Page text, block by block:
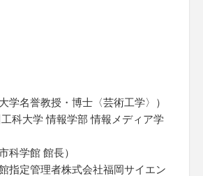
学名誉教授・博士〈芸術工学〉）
科大学 情報学部 情報メディア学
科学館 館長）
指定管理者株式会社福岡サイエン